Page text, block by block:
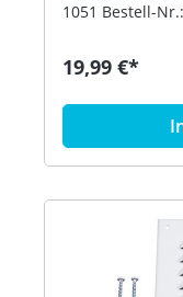
1051 Bestell-
19,99 €*